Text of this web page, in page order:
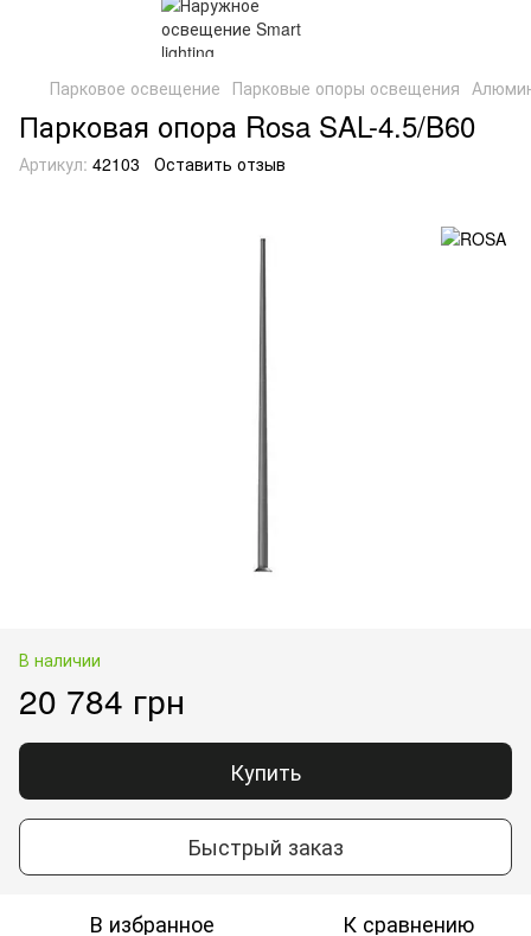
Парковое освещение Парковые опоры освещения
Парковая опора Rosa SAL-4.5/B60
Артикул: 42103 Оставить отзыв
В наличии
20 784 грн
Купить
Быстрый заказ
В избранное К сравнению